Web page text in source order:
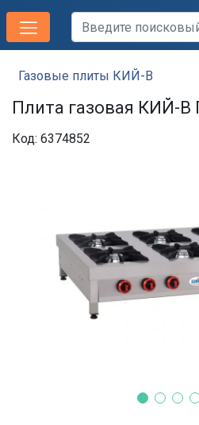
Газовые плиты КИЙ-В
Плита газовая КИЙ-В
Код: 6374852